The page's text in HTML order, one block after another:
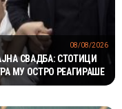
СВАДБА: СТОТИЦИ
МУ ОСТРО РЕАГИРАШЕ
08/08/2026